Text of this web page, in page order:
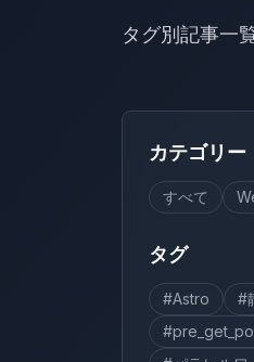
タグ別記事一
カテゴリー
すべて
タグ
#Astro #